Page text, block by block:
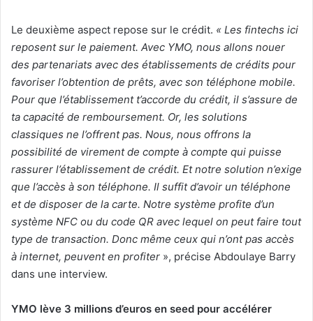
Le deuxième aspect repose sur le crédit. « Les fintechs ici
reposent sur le paiement. Avec YMO, nous allons nouer
des partenariats avec des établissements de crédits pour
favoriser l’obtention de prêts, avec son téléphone mobile.
Pour que l’établissement t’accorde du crédit, il s’assure de
ta capacité de remboursement. Or, les solutions
classiques ne l’offrent pas. Nous, nous offrons la
possibilité de virement de compte à compte qui puisse
rassurer l’établissement de crédit. Et notre solution n’exige
que l’accès à son téléphone. Il suffit d’avoir un téléphone
et de disposer de la carte. Notre système profite d’un
système NFC ou du code QR avec lequel on peut faire tout
type de transaction. Donc même ceux qui n’ont pas accès
à internet, peuvent en profiter », précise Abdoulaye Barry
dans une interview.
YMO lève 3 millions d’euros en seed pour accélérer